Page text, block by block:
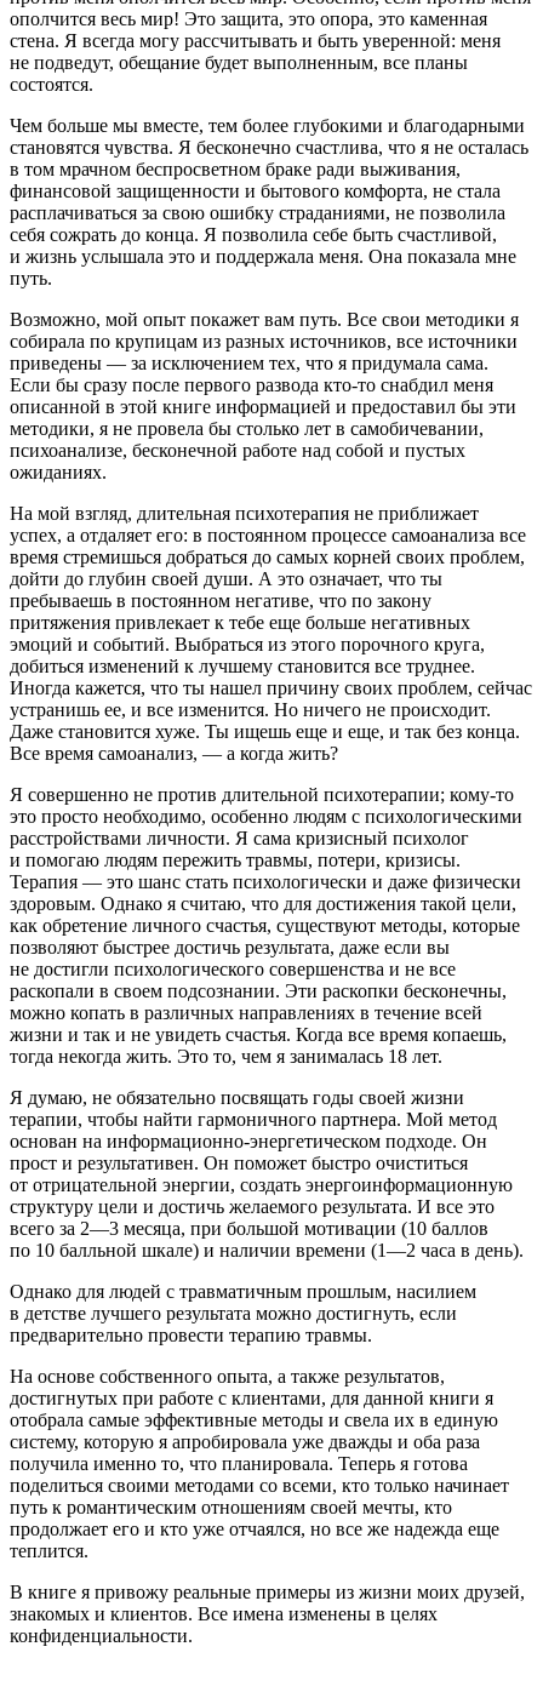
ополчится весь мир! Это защита, это опора, это каменная
стена. Я всегда могу рассчитывать и быть уверенной: меня
не подведут, обещание будет выполненным, все планы
состоятся.
Чем больше мы вместе, тем более глубокими и благодарными
становятся чувства. Я бесконечно счастлива, что я не осталась
в том мрачном беспросветном браке ради выживания,
финансовой защищенности и бытового комфорта, не стала
расплачиваться за свою ошибку страданиями, не позволила
себя сожрать до конца. Я позволила себе быть счастливой,
и жизнь услышала это и поддержала меня. Она показала мне
путь.
Возможно, мой опыт покажет вам путь. Все свои методики я
собирала по крупицам из разных источников, все источники
приведены — за исключением тех, что я придумала сама.
Если бы сразу после первого развода кто-то снабдил меня
описанной в этой книге информацией и предоставил бы эти
методики, я не провела бы столько лет в самобичевании,
психоанализе, бесконечной работе над собой и пустых
ожиданиях.
На мой взгляд, длительная психотерапия не приближает
успех, а отдаляет его: в постоянном процессе самоанализа все
время стремишься добраться до самых корней своих проблем,
дойти до глубин своей души. А это означает, что ты
пребываешь в постоянном негативе, что по закону
притяжения привлекает к тебе еще больше негативных
эмоций и событий. Выбраться из этого порочного круга,
добиться изменений к лучшему становится все труднее.
Иногда кажется, что ты нашел причину своих проблем, сейчас
устранишь ее, и все изменится. Но ничего не происходит.
Даже становится хуже. Ты ищешь еще и еще, и так без конца.
Все время самоанализ, — а когда жить?
Я совершенно не против длительной психотерапии; кому-то
это просто необходимо, особенно людям с психологическими
расстройствами личности. Я сама кризисный психолог
и помогаю людям пережить травмы, потери, кризисы.
Терапия — это шанс стать психологически и даже физически
здоровым. Однако я считаю, что для достижения такой цели,
как обретение личного счастья, существуют методы, которые
позволяют быстрее достичь результата, даже если вы
не достигли психологического совершенства и не все
раскопали в своем подсознании. Эти раскопки бесконечны,
можно копать в различных направлениях в течение всей
жизни и так и не увидеть счастья. Когда все время копаешь,
тогда некогда жить. Это то, чем я занималась 18 лет.
Я думаю, не обязательно посвящать годы своей жизни
терапии, чтобы найти гармоничного партнера. Мой метод
основан на информационно-энергетическом подходе. Он
прост и результативен. Он поможет быстро очиститься
от отрицательной энергии, создать энергоинформационную
структуру цели и достичь желаемого результата. И все это
всего за 2—3 месяца, при большой мотивации (10 баллов
по 10 балльной шкале) и наличии времени (1—2 часа в день).
Однако для людей с травматичным прошлым, насилием
в детстве лучшего результата можно достигнуть, если
предварительно провести терапию травмы.
На основе собственного опыта, а также результатов,
достигнутых при работе с клиентами, для данной книги я
отобрала самые эффективные методы и свела их в единую
систему, которую я апробировала уже дважды и оба раза
получила именно то, что планировала. Теперь я готова
поделиться своими методами со всеми, кто только начинает
путь к романтическим отношениям своей мечты, кто
продолжает его и кто уже отчаялся, но все же надежда еще
теплится.
В книге я привожу реальные примеры из жизни моих друзей,
знакомых и клиентов. Все имена изменены в целях
конфиденциальности.